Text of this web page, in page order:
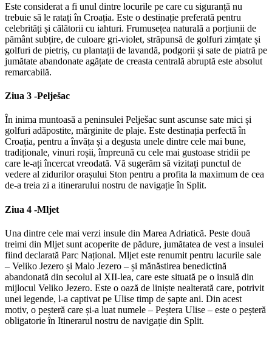
Este considerat a fi unul dintre locurile pe care cu siguranță nu
trebuie să le ratați în Croația. Este o destinație preferată pentru
celebrități și călătorii cu iahturi. Frumusețea naturală a porțiunii de
pământ subțire, de culoare gri-violet, străpunsă de golfuri zimțate și
golfuri de pietriș, cu plantații de lavandă, podgorii și sate de piatră pe
jumătate abandonate agățate de creasta centrală abruptă este absolut
remarcabilă.
Ziua 3 -Pelješac
În inima muntoasă a peninsulei Pelješac sunt ascunse sate mici și
golfuri adăpostite, mărginite de plaje. Este destinația perfectă în
Croația, pentru a învăța și a degusta unele dintre cele mai bune,
tradiționale, vinuri roșii, împreună cu cele mai gustoase stridii pe
care le-ați încercat vreodată. Vă sugerăm să vizitați punctul de
vedere al zidurilor orașului Ston pentru a profita la maximum de cea
de-a treia zi a itinerarului nostru de navigație în Split.
Ziua 4 -Mljet
Una dintre cele mai verzi insule din Marea Adriatică. Peste două
treimi din Mljet sunt acoperite de pădure, jumătatea de vest a insulei
fiind declarată Parc Național. Mljet este renumit pentru lacurile sale
– Veliko Jezero și Malo Jezero – și mănăstirea benedictină
abandonată din secolul al XII-lea, care este situată pe o insulă din
mijlocul Veliko Jezero. Este o oază de liniște nealterată care, potrivit
unei legende, l-a captivat pe Ulise timp de șapte ani. Din acest
motiv, o peșteră care și-a luat numele – Peștera Ulise – este o peșteră
obligatorie în Itinerarul nostru de navigație din Split.